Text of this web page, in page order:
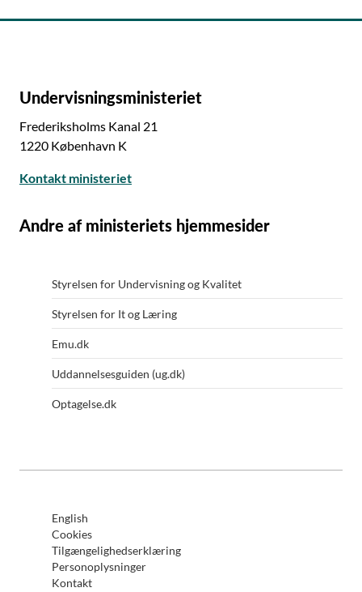
Undervisningsministeriet
Frederiksholms Kanal 21
1220 København K
Kontakt ministeriet
Andre af ministeriets hjemmesider
Styrelsen for Undervisning og Kvalitet
Styrelsen for It og Læring
Emu.dk
Uddannelsesguiden (ug.dk)
Optagelse.dk
English
Cookies
Tilgængelighedserklæring
Personoplysninger
Kontakt